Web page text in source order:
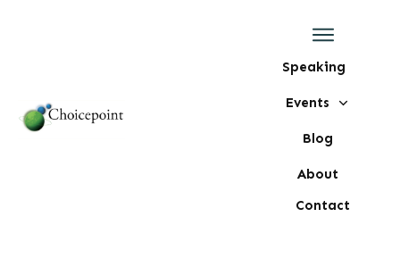
Speaking
Events
Blog
About
Contact